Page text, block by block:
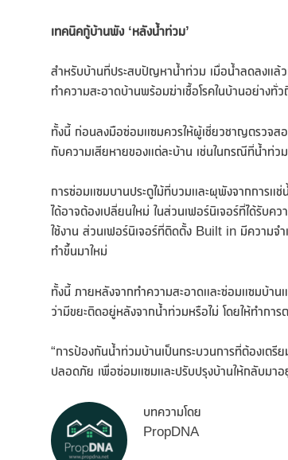
เทคนิคกู้บ้านพัง ‘หลังน้ำท่วม’
สำหรับบ้านที่ประสบปัญหาน้ำท่วม เมื่อน้ำลดลงแล้
ทำความสะอาดบ้านพร้อมฆ่าเชื้อโรคในบ้านอย่าง
ทั้งนี้ ก่อนลงมือซ่อมแซมควรให้ผู้เชี่ยวชาญตรวจส
กับความเสียหายของแต่ละบ้าน เช่นในกรณีที่น้ำท่
การซ่อมแซมบานประตูไม้ที่บวมและผุพังจากการแ
ได้อาจต้องเปลี่ยนใหม่ ในส่วนเฟอร์นิเจอร์ที่ได้รับ
ใช้งาน ส่วนเฟอร์นิเจอร์ที่ติดตั้ง Built in มีความจ
ทำขึ้นมาใหม่
ทั้งนี้ ภายหลังจากทำความสะอาดและซ่อมแซมบ้า
ว่ามีขยะติดอยู่หลังจากน้ำท่วมหรือไม่ โดยให้ทำการ
“การป้องกันน้ำท่วมบ้านเป็นกระบวนการที่ต้องเต
ปลอดภัย เพื่อซ่อมแซมและปรับปรุงบ้านให้กลับมา
บทความโดย
PropDNA